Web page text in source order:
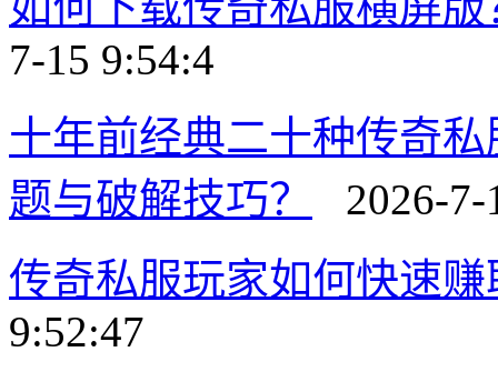
7-15 9:54:4
十年前经典二十种传奇
题与破解技巧？
2026-7-
传奇私服玩家如何快速
9:52:47